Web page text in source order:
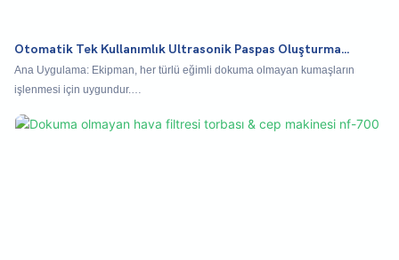
Otomatik Tek Kullanımlık Ultrasonik Paspas Oluşturma
Makinesi NH-300
Ana Uygulama: Ekipman, her türlü eğimli dokuma olmayan kumaşların
işlenmesi için uygundur.
Sarma-> Sayma ve İzleme Tipi Dairesel Bıçak Kesme